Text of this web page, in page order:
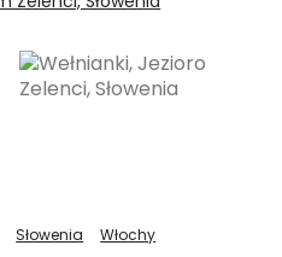
Słowenia Włochy